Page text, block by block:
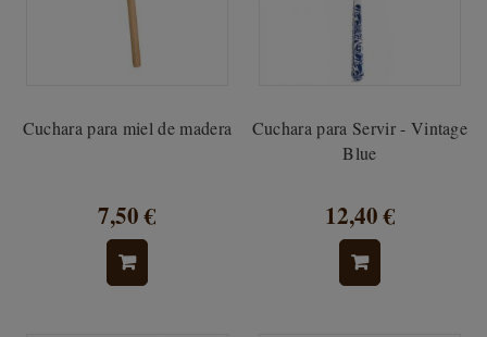
Cuchara para miel de madera
7,50 €
Cuchara para Servir - Vintage
Blue
12,40 €